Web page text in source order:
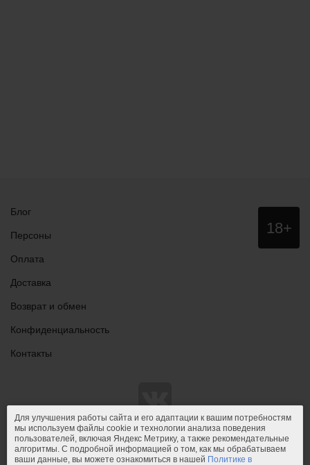
Блог
Персоны
Оплата
Доставка
Возврат и обмен
Конфиденциальность
Контакты
18+
сайт НЕ
для
© 2011-2026.PIPIDU.ru— интернет-магазин
интимных товаров (сексшоп).
Для улучшения работы сайта и его адаптации к вашим потребностям
мы используем файлы cookie и технологии анализа поведения
пользователей, включая Яндекс Метрику, а также рекомендательные
алгоритмы. С подробной информацией о том, как мы обрабатываем
ваши данные, вы можете ознакомиться в нашей Политике в